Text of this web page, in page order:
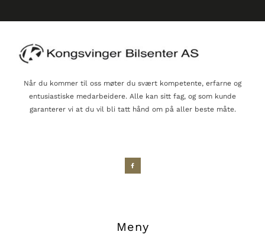
Når du kommer til oss møter du svært kompetente, erfarne og
entusiastiske medarbeidere. Alle kan sitt fag, og som kunde
garanterer vi at du vil bli tatt hånd om på aller beste måte.
Meny